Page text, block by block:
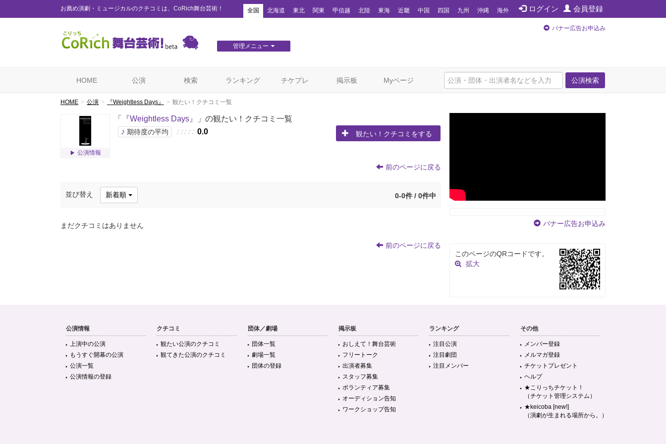
お薦め演劇・ミュージカルのクチコミは、CoRich舞台芸術！ ログイン 会員登録
全国 北海道 東北 関東 甲信越 北陸 東海 近畿 中国 四国 九州 沖縄 海外
管理メニュー
バナー広告お申込み
公演検索
HOME 公演 検索 ランキング チケプレ 掲示板 Myページ
HOME 公演 『Weightless Days』 観たい！クチコミ一覧
公演情報
「 『Weightless Days』
」の観たい！クチコミ一覧
♪ 期待度の平均 ♪ ♪ ♪ ♪ ♪ 0.0 観たい！クチコミをする
前のページに戻る
並び替え 新着順 0-0件 / 0件中
まだクチコミはありません
前のページに戻る
バナー広告お申込み
このページのQRコードです。
拡大
公演情報
上演中の公演
もうすぐ開幕の公演
公演一覧
公演情報の登録
クチコミ
観たい公演のクチコミ
観てきた公演のクチコミ
団体／劇場
団体一覧
劇場一覧
団体の登録
掲示板
おしえて！舞台芸術
フリートーク
出演者募集
スタッフ募集
ボランティア募集
オーディション告知
ワークショップ告知
ランキング
注目公演
注目劇団
注目メンバー
その他
メンバー登録
メルマガ登録
チケットプレゼント
ヘルプ
★こりっちチケット！
（チケット管理システム）
★keicoba [new!]
（演劇が生まれる場所から。）